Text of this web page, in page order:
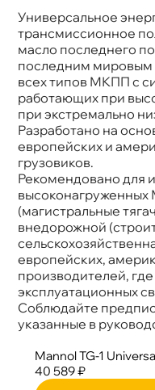
Универсальное
трансмисcионное
масло последнего
последним мировым
сех типов МКПП с
работающих при
при экстремально
Разработано на
европейских и
рузовиков.
Рекомендовано для
(магистральные
недорожной
европейских,
производителей,
эксплуатационных
Соблюдайте
указанные в
язкость
75W-
Mannol
Тип масла
Объем
60л
Артикул
Применение
Mannol TG-1
40 589 ₽